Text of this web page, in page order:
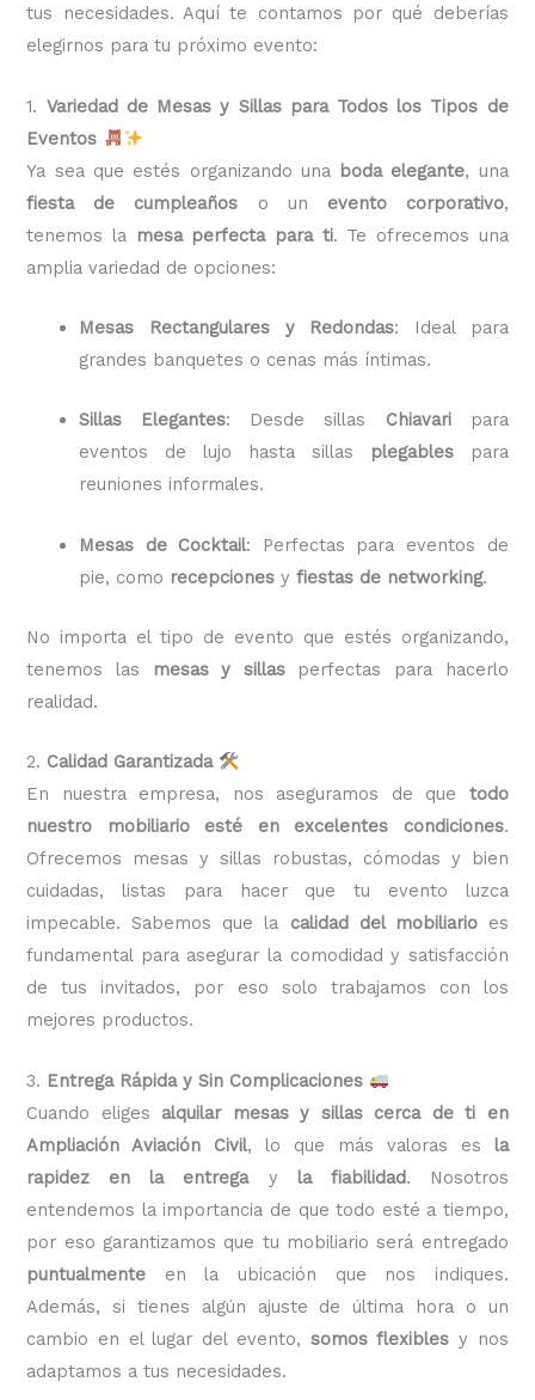
tus necesidades. Aquí te contamos por qué deberías
elegirnos para tu próximo evento:
1. Variedad de Mesas y Sillas para Todos los Tipos de
Eventos
Ya sea que estés organizando una boda elegante, una
fiesta de cumpleaños o un evento corporativo,
tenemos la mesa perfecta para ti. Te ofrecemos una
amplia variedad de opciones:
Mesas Rectangulares y Redondas: Ideal para
grandes banquetes o cenas más íntimas.
Sillas Elegantes: Desde sillas Chiavaripara
eventos de lujo hasta sillas
plegablespara
reuniones informales.
Mesas de Cocktail: Perfectas para eventos de
pie, como recepciones yfiestas de networking.
No importa el tipo de evento que estés organizando,
tenemos las
mesas y sillasperfectas para hacerlo
realidad.
2. Calidad Garantizada
En nuestra empresa, nos aseguramos de que todo
nuestro mobiliario esté en excelentes condiciones.
Ofrecemos mesas y sillas robustas, cómodas y bien
cuidadas, listas para hacer que tu evento luzca
impecable. Sabemos que la calidad del mobiliarioes
fundamental para asegurar la comodidad y satisfacción
de tus invitados, por eso solo trabajamos con los
mejores productos.
3. Entrega Rápida y Sin Complicaciones
Cuando eliges alquilar mesas y sillas cerca de ti en
Ampliación Aviación Civil, lo que más valoras es la
rapidez en la entregay la fiabilidad. Nosotros
entendemos la importancia de que todo esté a tiempo,
por eso garantizamos que tu mobiliario será entregado
puntualmente en la ubicación que nos indiques.
Además, si tienes algún ajuste de última hora o un
cambio en el lugar del evento, somos flexibles y nos
adaptamos a tus necesidades.